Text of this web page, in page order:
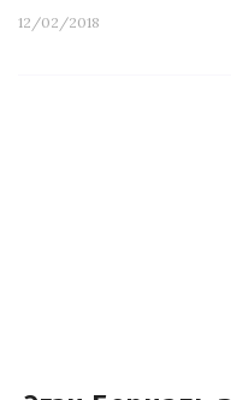
12/02/2018